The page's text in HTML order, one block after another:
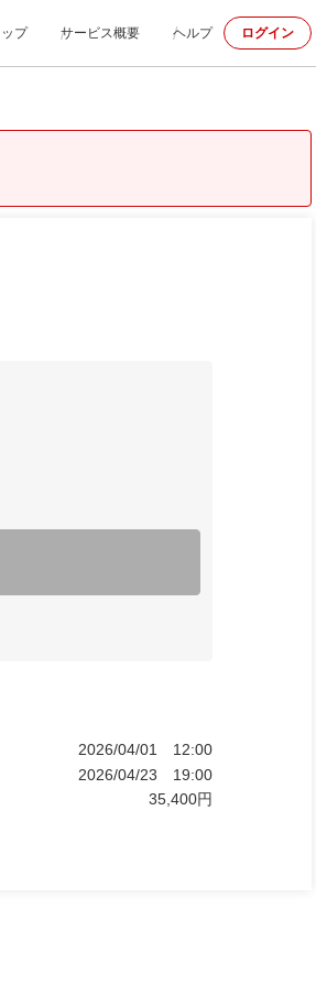
ップ サービス概要 ヘルプ ログイン
2026/04/01
12:00
2026/04/23
19:00
35,400円